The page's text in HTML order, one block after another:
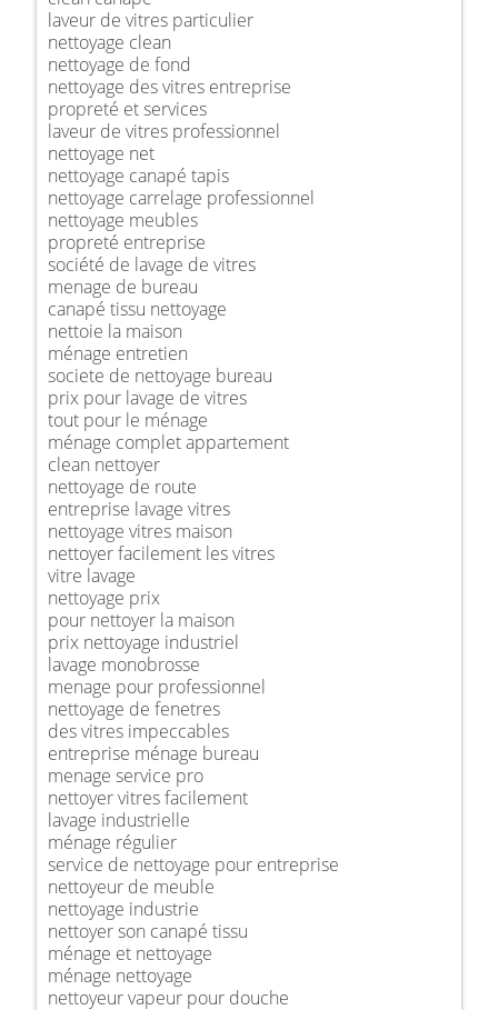
laveur de vitres particulier
nettoyage clean
nettoyage de fond
nettoyage des vitres entreprise
propreté et services
laveur de vitres professionnel
nettoyage net
nettoyage canapé tapis
nettoyage carrelage professionnel
nettoyage meubles
propreté entreprise
société de lavage de vitres
menage de bureau
canapé tissu nettoyage
nettoie la maison
ménage entretien
societe de nettoyage bureau
prix pour lavage de vitres
tout pour le ménage
ménage complet appartement
clean nettoyer
nettoyage de route
entreprise lavage vitres
nettoyage vitres maison
nettoyer facilement les vitres
vitre lavage
nettoyage prix
pour nettoyer la maison
prix nettoyage industriel
lavage monobrosse
menage pour professionnel
nettoyage de fenetres
des vitres impeccables
entreprise ménage bureau
menage service pro
nettoyer vitres facilement
lavage industrielle
ménage régulier
service de nettoyage pour entreprise
nettoyeur de meuble
nettoyage industrie
nettoyer son canapé tissu
ménage et nettoyage
ménage nettoyage
nettoyeur vapeur pour douche